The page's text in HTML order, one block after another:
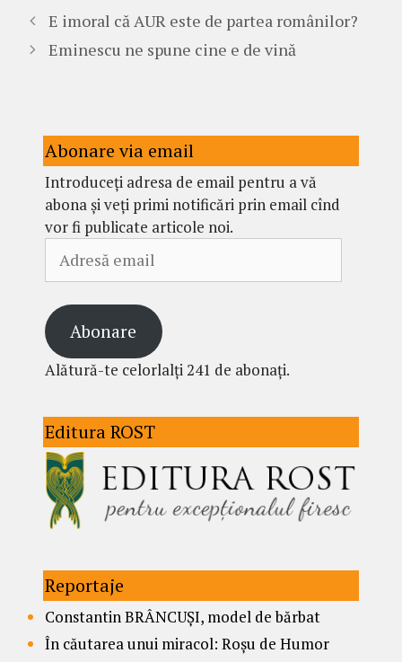
E imoral că AUR este de partea românilor?
Eminescu ne spune cine e de vină
Abonare via email
Introduceți adresa de email pentru a vă
abona și veți primi notificări prin email cînd
vor fi publicate articole noi.
email
Abonare
Alătură-te celorlalți 241 de abonați.
Editura ROST
Reportaje
Constantin BRÂNCUȘI, model de bărbat
În căutarea unui miracol: Roșu de Humor